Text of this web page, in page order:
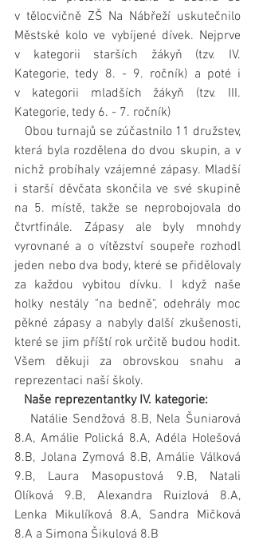
v tělocvičně ZŠ Na Nábřeží uskutečnilo
Městské kolo ve vybíjené dívek. Nejprve
v kategorii starších žákyň (tzv. IV.
Kategorie, tedy 8. - 9. ročník) a poté i
v kategorii mladších žákyň (tzv. III.
Kategorie, tedy 6. - 7. ročník)
která byla rozdělena do dvou skupin, a v
nichž probíhaly vzájemné zápasy. Mladší
i starší děvčata skončila ve své skupině
na 5. místě, takže se neprobojovala do
čtvrtfinále. Zápasy ale byly mnohdy
vyrovnané a o vítězství soupeře rozhodl
jeden nebo dva body, které se přidělovaly
za každou vybitou dívku. I když naše
holky nestály "na bedně", odehrály moc
pěkné zápasy a nabyly další zkušenosti,
které se jim příští rok určitě budou hodit.
Všem děkuji za obrovskou snahu a
reprezentaci naší školy.
   Naše reprezentantky IV. kategorie:
8.A, Amálie Polická 8.A, Adéla Holešová
8.B, Jolana Zymová 8.B, Amálie Válková
9.B, Laura Masopustová 9.B, Natali
Olíková 9.B, Alexandra Ruizlová 8.A,
Lenka Mikulíková 8.A, Sandra Mičková
8.A a Simona Šikulová 8.B